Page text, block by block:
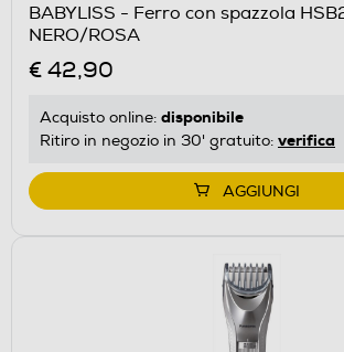
BABYLISS - Ferro con spazzola
NERO/ROSA
€ 42,90
Acquisto online: disponibile
Ritiro in negozio in 30' gratuito: verifica
AGGIUNGI